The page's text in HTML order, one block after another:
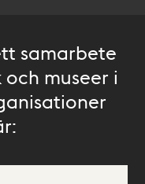
samarbete
museer i